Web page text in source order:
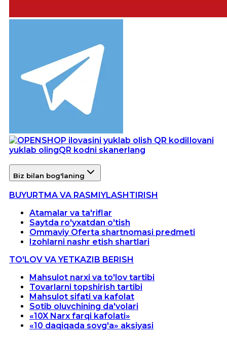
Ilovani
yuklab olingQR kodni skanerlang
Biz bilan bog'laning
BUYURTMA VA RASMIYLASHTIRISH
Atamalar va ta'riflar
Saytda ro'yxatdan o'tish
Ommaviy Oferta shartnomasi predmeti
Izohlarni nashr etish shartlari
TO'LOV VA YETKAZIB BERISH
Mahsulot narxi va to'lov tartibi
Tovarlarni topshirish tartibi
Mahsulot sifati va kafolat
Sotib oluvchining da'volari
«10X Narx farqi kafolati»
«10 daqiqada sovg'a» aksiyasi